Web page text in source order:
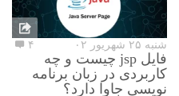
شنبه ۲۵ شهریور ۰۲ ۴
فایل jsp چیست و چه
کاربردی در زبان برنامه
نویسی جاوا دارد؟